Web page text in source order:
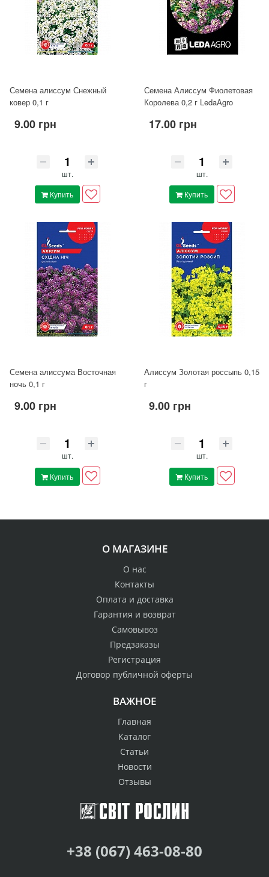
Семена алиссум Снежный
ковер 0,1 г
9.00 грн
шт.
Купить
Семена Алиссум Фиолетовая
Королева 0,2 г LedaAgro
17.00 грн
шт.
Купить
Семена алиссума Восточная
ночь 0,1 г
9.00 грн
шт.
Купить
Алиссум Золотая россыпь 0,15
г
9.00 грн
шт.
Купить
О МАГАЗИНЕ
О нас
Контакты
Оплата и доставка
Гарантия и возврат
Самовывоз
Предзаказы
Регистрация
Договор публичной оферты
ВАЖНОЕ
Главная
Каталог
Статьи
Новости
Отзывы
+38 (067) 463-08-80